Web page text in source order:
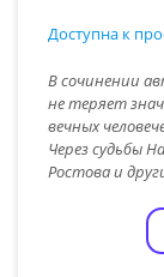
Доступна к
В сочинении
не теряет
вечных
Через судьбы
Ростова и